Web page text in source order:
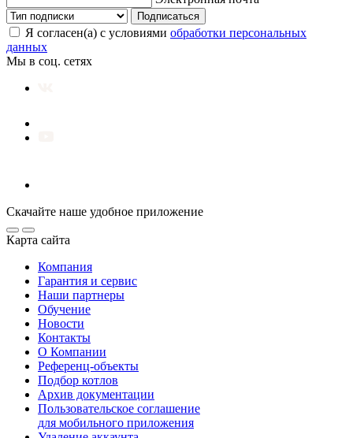
Подписаться
Я согласен(а) с условиями обработки персональных
данных
Мы в соц. сетях
Скачайте наше удобное приложение
Карта сайта
Компания
Гарантия и сервис
Наши партнеры
Обучение
Новости
Контакты
О Компании
Референц-объекты
Подбор котлов
Архив документации
Пользовательское соглашение
для мобильного приложения